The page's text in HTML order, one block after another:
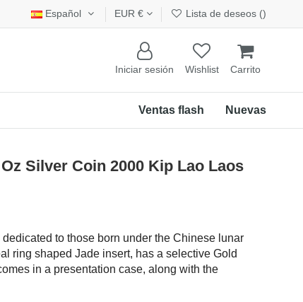
Español EUR € Lista de deseos ()
Iniciar sesión Wishlist Carrito
Nuevas
Ventas flash
Silver Coin 2000 Kip Lao Laos
to those born under the Chinese lunar
ring shaped Jade insert, has a selective Gold
in a presentation case, along with the